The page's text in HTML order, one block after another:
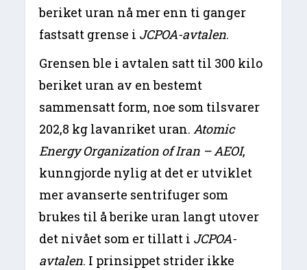
beriket uran nå mer enn ti ganger
fastsatt grense i JCPOA-avtalen.
Grensen ble i avtalen satt til 300 kilo
beriket uran av en bestemt
sammensatt form, noe som tilsvarer
202,8 kg lavanriket uran.Atomic
Energy Organization of Iran – AEOI,
kunngjorde nylig at det er utviklet
mer avanserte sentrifuger som
brukes til å berike uran langt utover
det nivået som er tillatt i JCPOA-
avtalen. I prinsippet strider ikke